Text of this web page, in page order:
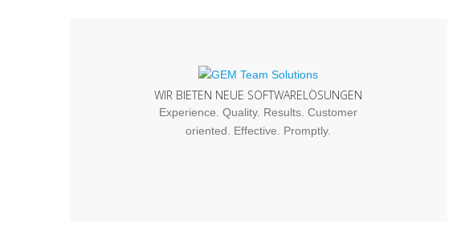
WIR BIETEN NEUE SOFTWARELÖSUNGEN
Experience. Quality. Results. Customer
oriented. Effective. Promptly.